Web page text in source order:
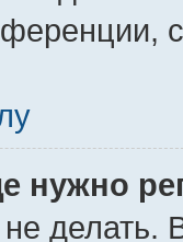
нужно
делать.